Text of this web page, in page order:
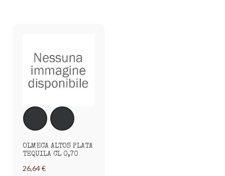
OLMECA ALTOS PLATA
TEQUILA CL 0,70
26,64 €